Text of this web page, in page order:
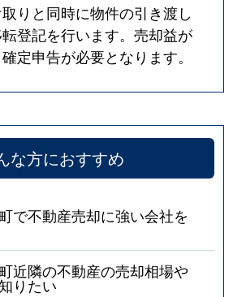
りと同時に物件の引き渡し
登記を行います。売却益が
定申告が必要となります。
な方におすすめ
で不動産売却に強い会社を
近隣の不動産の売却相場や
りたい